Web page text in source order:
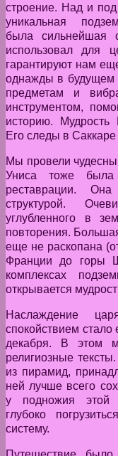
строение. Над и
уникальная
была сильнейшая
использовал для
гарантируют нам
однажды в
предметам и
инструментом,
историю.
Его следы в
Мы провели
Униса тоже была
реставрации.
структурой.
углубленного в
повторения.
еще не раскопана
Франции до горы
комплексах
открывается
Наслаждение
спокойствием
декабря. В этом
религиозные
из пирамид,
ней лучше всего
у подножия этой
глубоко
систему.